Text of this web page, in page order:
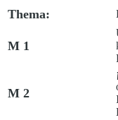
Thema:
M 1
M 2